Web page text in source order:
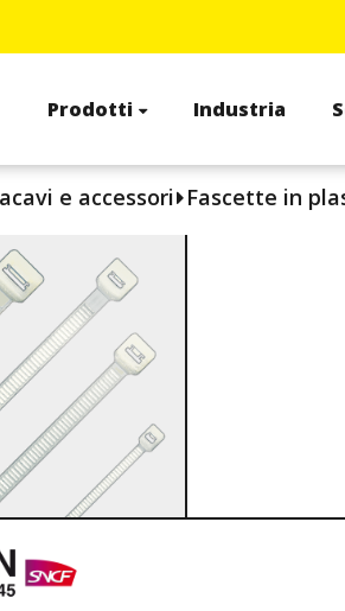
Prodotti Industria
e accessori Fascette in